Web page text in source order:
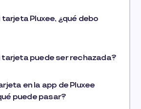
tarjeta Pluxee, ¿qué debo
tarjeta puede ser rechazada?
en la app de Pluxee
puede pasar?